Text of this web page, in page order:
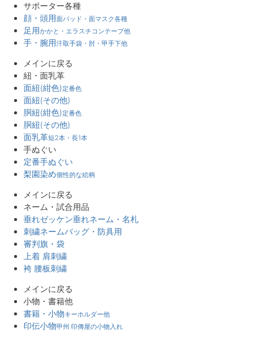
サポーター各種
顔・頭用面パッド・面マスク各種
足用かかと・エラスチコンテープ他
手・腕用汗取手袋・肘・甲手下他
メインに戻る
紐・面乳革
面紐(紺色)定番色
面紐(その他)
胴紐(紺色)定番色
胴紐(その他)
面乳革短2本・長1本
手ぬぐい
定番手ぬぐい
梨園染め個性的な絵柄
メインに戻る
ネーム・試合用品
垂れゼッケン垂れネーム・名札
刺繍ネームバッグ・防具用
審判旗・袋
上着 肩刺繍
袴 腰板刺繍
メインに戻る
小物・書籍他
書籍・小物キーホルダー他
印伝小物甲州 印傳屋の小物入れ